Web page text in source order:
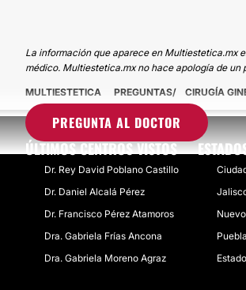
La información que aparece en Multiestetica.mx
médico. Multiestetica.mx no hace apología de
PREGUNTA AL DOCTOR
MULTIESTETICA PREGUNTAS CIRUGÍA
ÚLTIMOS CENTROS VISTOS
Dr. Rey David Poblano Castillo
Dr. Daniel Alcalá Pérez
Dr. Francisco Pérez Atamoros
Dra. Gabriela Frías Ancona
Dra. Gabriela Moreno Agraz
Puebla